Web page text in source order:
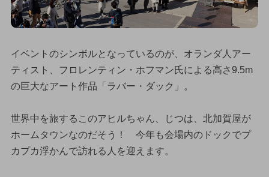
イベントのシンボルとなっているのが、オランダ人アー
ティスト、フロレンティン・ホフマン氏による高さ9.5m
の巨大なアート作品「ラバー・ダック」。
世界中を旅するこのアヒルちゃん、じつは、北加賀屋が
ホームタウンなのだそう！ 今年も会場内のドックでプ
カプカ浮かんで訪れる人を迎えます。